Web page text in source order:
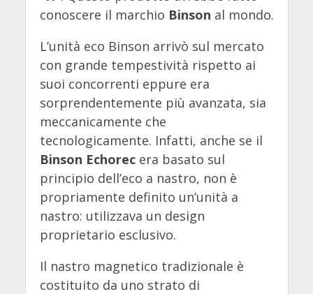
conoscere il marchio Binson al mondo.
L’unità eco Binson arrivò sul mercato
con grande tempestività rispetto ai
suoi concorrenti eppure era
sorprendentemente più avanzata, sia
meccanicamente che
tecnologicamente. Infatti, anche se il
Binson Echorecera basato sul
principio dell’eco a nastro, non è
propriamente definito un’unità a
nastro: utilizzava un design
proprietario esclusivo.
Il nastro magnetico tradizionale è
costituito da uno strato di